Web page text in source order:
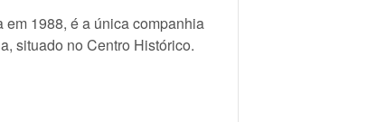
1988, é a única companhia
situado no Centro Histórico.